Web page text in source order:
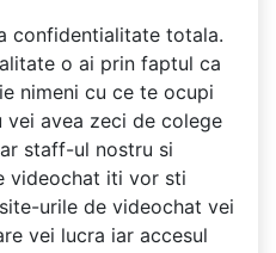
confidentialitate totala.
o ai prin faptul ca
nimeni cu ce te ocupi
avea zeci de colege
staff-ul nostru si
videochat iti vor sti
urile de videochat vei
vei lucra iar accesul